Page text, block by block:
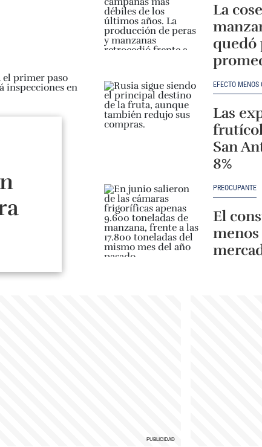
La
quedó
EFECTO MENOS
Las
San
8%
PREOCUPANTE
El